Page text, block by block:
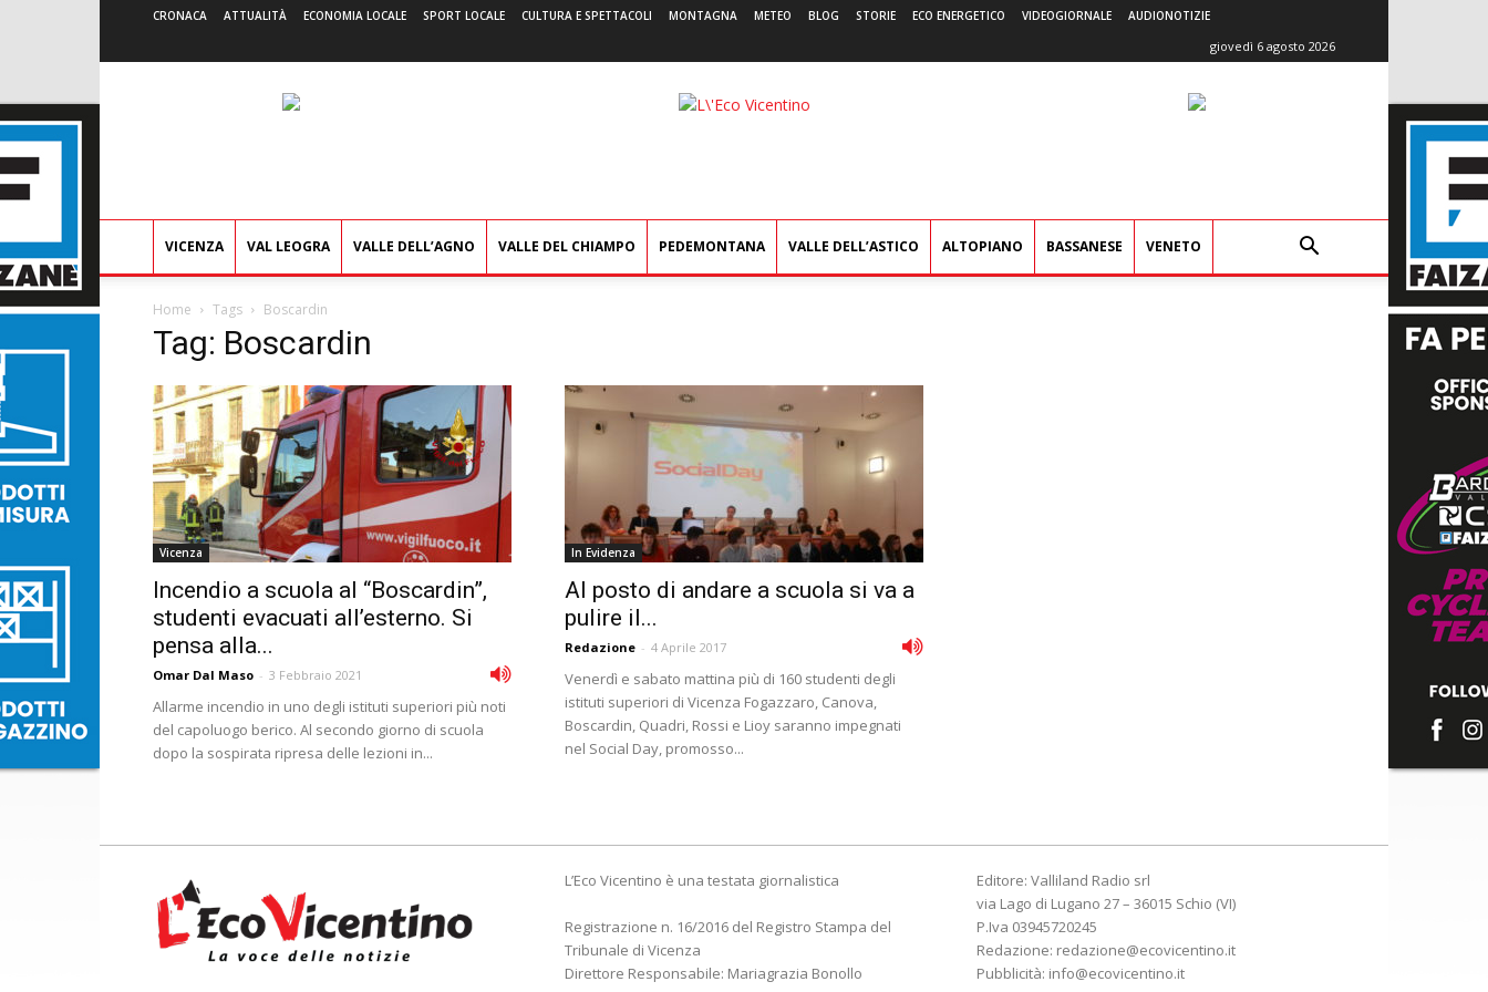
CRONACA ATTUALITÀ ECONOMIA LOCALE SPORT LOCALE CULTURA E SPETTACOLI MONTAGNA METEO BLOG STORIE ECO ENERGETICO VIDEOGIORNALE AUDIONOTIZIE
giovedì 6 agosto 2026
L'Eco
VICENZA VAL LEOGRA VALLE DELL’AGNO VALLE DEL CHIAMPO PEDEMONTANA VALLE DELL’ASTICO ALTOPIANO BASSANESE VENETO
Home Tags Boscardin
Tag: Boscardin
Vicenza
Incendio a scuola al “Boscardin”,
studenti evacuati all’esterno. Si
pensa alla...
Omar Dal Maso - 3 Febbraio 2021
Allarme incendio in uno degli istituti superiori più noti
del capoluogo berico. Al secondo giorno di scuola
dopo la sospirata ripresa delle lezioni in...
In Evidenza
Al posto di andare a scuola si va a
pulire il...
Redazione - 4 Aprile 2017
Venerdì e sabato mattina più di 160 studenti degli
istituti superiori di Vicenza Fogazzaro, Canova,
Boscardin, Quadri, Rossi e Lioy saranno impegnati
nel Social Day, promosso...
L’Eco Vicentino è una testata giornalistica
Registrazione n. 16/2016 del Registro Stampa del
Tribunale di Vicenza
Direttore Responsabile: Mariagrazia Bonollo
Editore: Valliland Radio srl
via Lago di Lugano 27 – 36015 Schio (VI)
P.Iva 03945720245
Redazione: redazione@ecovicentino.it
Pubblicità: info@ecovicentino.it